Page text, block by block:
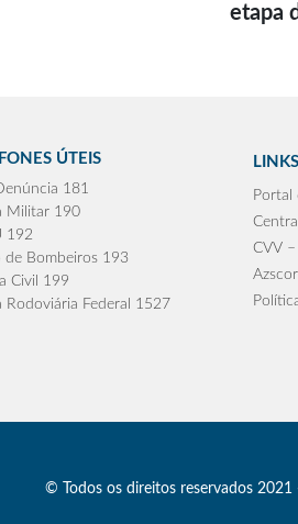
etapa
ÚTEIS
181
Militar 190
192
de Bombeiros 193
Civil 199
Rodoviária Federal 1527
Portal
CVV
© Todos os direitos reservados 2021